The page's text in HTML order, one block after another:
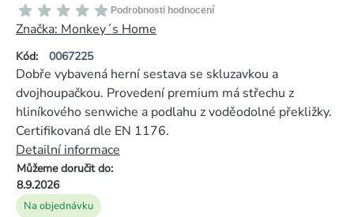
Kód: 0067225
Průměrné
hodnocení
produktu
je
0,0
z
5
hvězdiček.
Podrobnosti hodnocení
Značka: Monkey´s Home
Na objednávku
Můžeme doručit do:
8.9.2026
Dobře vybavená herní sestava se skluzavkou a
dvojhoupačkou. Provedení premium má střechu z
hliníkového senwiche a podlahu z voděodolné překližky.
Certifikovaná dle EN 1176.
Detailní informace